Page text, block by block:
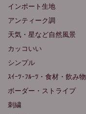
インポート生地
アンティーク調
天気・星など自然風景
カッコいい
シンプル
ｽｲｰﾂ･ﾌﾙｰﾂ・食材・飲み物
ボーダー・ストライプ
刺繍